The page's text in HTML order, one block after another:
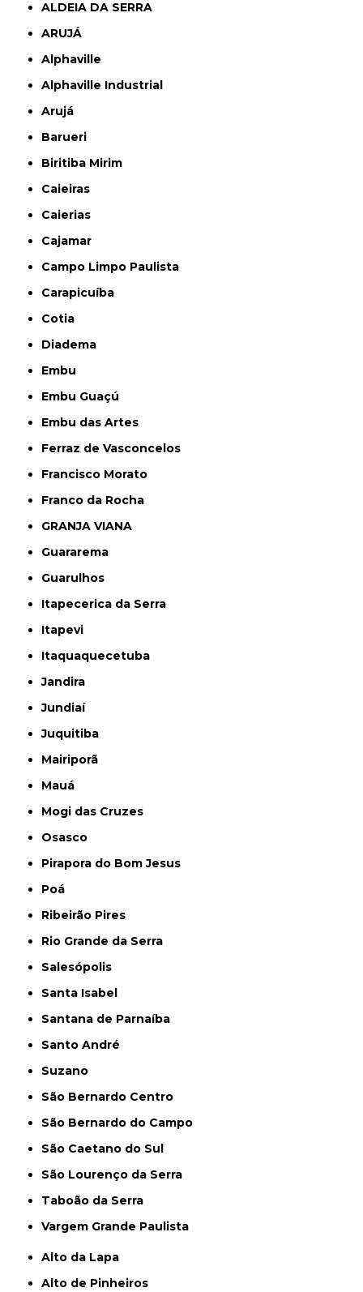
ALDEIA DA SERRA
ARUJÁ
Alphaville
Alphaville Industrial
Arujá
Barueri
Biritiba Mirim
Caieiras
Caierias
Cajamar
Campo Limpo Paulista
Carapicuíba
Cotia
Diadema
Embu
Embu Guaçú
Embu das Artes
Ferraz de Vasconcelos
Francisco Morato
Franco da Rocha
GRANJA VIANA
Guararema
Guarulhos
Itapecerica da Serra
Itapevi
Itaquaquecetuba
Jandira
Jundiaí
Juquitiba
Mairiporã
Mauá
Mogi das Cruzes
Osasco
Pirapora do Bom Jesus
Poá
Ribeirão Pires
Rio Grande da Serra
Salesópolis
Santa Isabel
Santana de Parnaíba
Santo André
Suzano
São Bernardo Centro
São Bernardo do Campo
São Caetano do Sul
São Lourenço da Serra
Taboão da Serra
Vargem Grande Paulista
Alto da Lapa
Alto de Pinheiros